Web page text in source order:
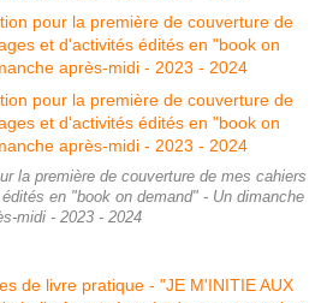
la première de couverture de mes cahiers
en "book on demand" - Un dimanche
midi - 2023 - 2024